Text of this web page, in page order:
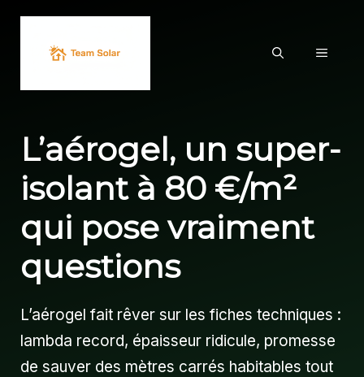
Aller
contenu
MENU
L’aérogel, un super-
isolant à 80 €/m²
qui pose vraiment
questions
L’aérogel fait rêver sur les fiches techniques :
lambda record, épaisseur ridicule, promesse
de sauver des mètres carrés habitables tout